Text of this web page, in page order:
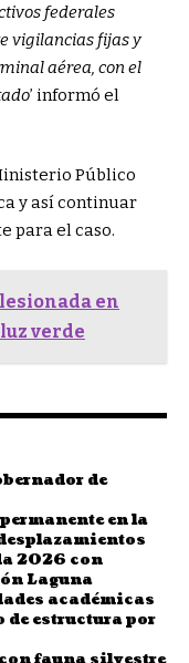
federales
vigilancias fijas y
aérea, con el
’ informó el
Público
y así continuar
para el caso.
en
verde
de
en la
2026 con
Laguna
académicas
de estructura por